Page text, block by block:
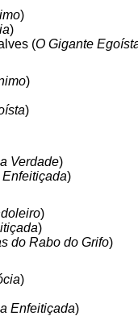
)
)
(O Gigante
)
)
Verdade)
)
)
)
do Rabo do Grifo)
)
Enfeitiçada)